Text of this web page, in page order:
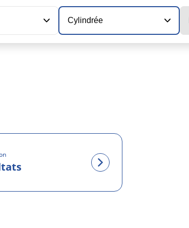
Cylindrée